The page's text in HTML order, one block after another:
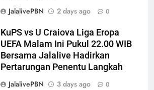
JalalivePBN
2 days ago 0
KuPS vs U Craiova Liga Eropa
UEFA Malam Ini Pukul 22.00 WIB
Bersama Jalalive Hadirkan
Pertarungan Penentu Langkah
JalalivePBN
3 days ago 0